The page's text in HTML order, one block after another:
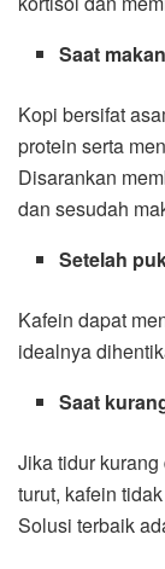
Saat makan
Kopi bersifat
protein serta
Disarankan
dan sesudah
Setelah
Kafein dapat
idealnya
Saat
Jika tidur
turut, kafein
Solusi terbaik